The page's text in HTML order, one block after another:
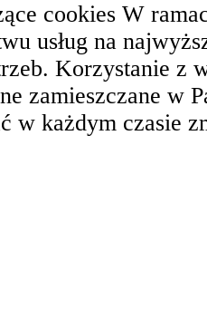
cookies W
usług na
Korzystanie z
zamieszczane w
w każdym czasie